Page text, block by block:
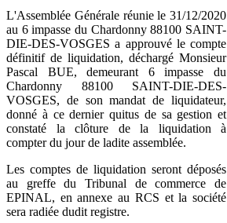
L'Assemblée Générale réunie le 31/12/2020
au 6 impasse du Chardonny 88100 SAINT-
DIE-DES-VOSGES a approuvé le compte
définitif de liquidation, déchargé Monsieur
Pascal BUE, demeurant 6 impasse du
Chardonny 88100 SAINT-DIE-DES-
VOSGES, de son mandat de liquidateur,
donné à ce dernier quitus de sa gestion et
constaté la clôture de la liquidation à
compter du jour de ladite assemblée.
Les comptes de liquidation seront déposés
au greffe du Tribunal de commerce de
EPINAL, en annexe au RCS et la société
sera radiée dudit registre.